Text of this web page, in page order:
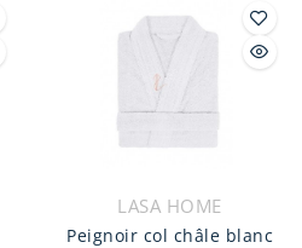
femme, 100% coton
peigné 385 g/m2.
Peignoir unisexe
finition col Châle avec
ceinture et deux
LASA HOME
Peignoir col châle blanc